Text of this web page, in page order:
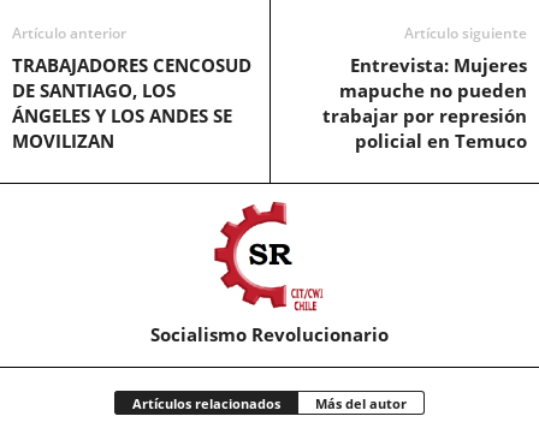
Artículo anterior
TRABAJADORES CENCOSUD
DE SANTIAGO, LOS
ÁNGELES Y LOS ANDES SE
MOVILIZAN
Artículo siguiente
Entrevista: Mujeres
mapuche no pueden
trabajar por represión
policial en Temuco
Socialismo Revolucionario
Artículos relacionados Más del autor